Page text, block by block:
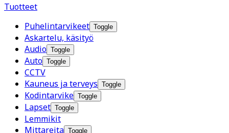
Tuotteet
Puhelintarvikeet Toggle
Askartelu, käsityö
Audio Toggle
Auto Toggle
CCTV
Kauneus ja terveys Toggle
Kodintarvike Toggle
Lapset Toggle
Lemmikit
Mittareita Toggle